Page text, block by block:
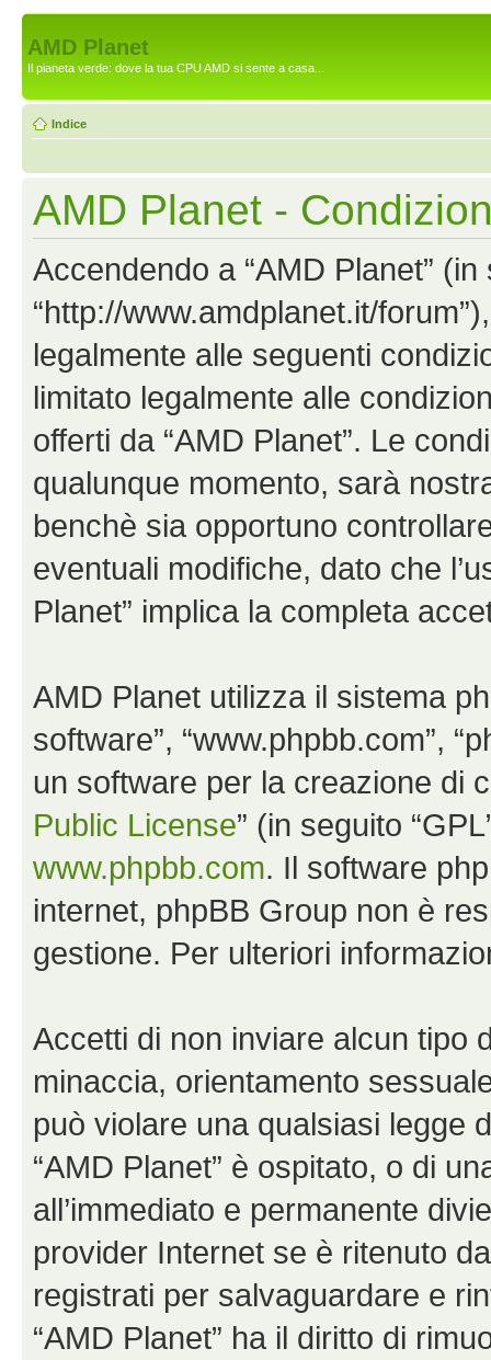
AMD Planet
Il pianeta verde: dove la tua CPU AMD si sente a casa...
Indice
AMD Planet -
Accendendo a “AMD Planet” (in
“http://www.amdplanet.it/
legalmente alle seguenti
limitato legalmente alle
offerti da “AMD Planet”. Le
qualunque momento, sarà
benchè sia opportuno
eventuali modifiche, dato che
Planet” implica la completa
AMD Planet utilizza il sistema
software”, “www.phpbb.com”,
un software per la creazione di
Public License” (in seguito
www.phpbb.com. Il software
internet, phpBB Group non è
gestione. Per ulteriori
Accetti di non inviare alcun tipo
minaccia, orientamento
può violare una qualsiasi legge
“AMD Planet” è ospitato, o di
all’immediato e permanente
provider Internet se è ritenuto
registrati per salvaguardare e
“AMD Planet” ha il diritto di